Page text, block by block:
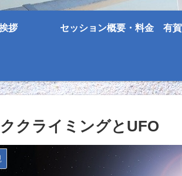
拶 セッション概要・料金 有
クライミングとUFO